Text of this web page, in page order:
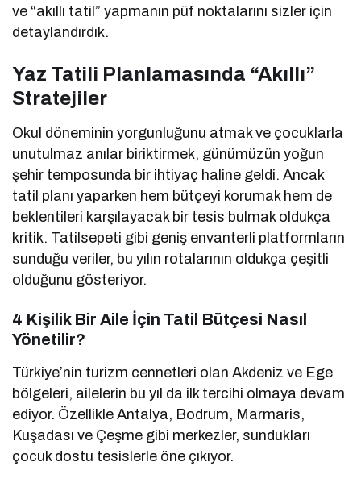
ve “akıllı tatil” yapmanın püf noktalarını sizler için
detaylandırdık.
Yaz Tatili Planlamasında “Akıllı”
Stratejiler
Okul döneminin yorgunluğunu atmak ve çocuklarla
unutulmaz anılar biriktirmek, günümüzün yoğun
şehir temposunda bir ihtiyaç haline geldi. Ancak
tatil planı yaparken hem bütçeyi korumak hem de
beklentileri karşılayacak bir tesis bulmak oldukça
kritik. Tatilsepeti gibi geniş envanterli platformların
sunduğu veriler, bu yılın rotalarının oldukça çeşitli
olduğunu gösteriyor.
4 Kişilik Bir Aile İçin Tatil Bütçesi Nasıl
Yönetilir?
Türkiye’nin turizm cennetleri olan Akdeniz ve Ege
bölgeleri, ailelerin bu yıl da ilk tercihi olmaya devam
ediyor. Özellikle Antalya, Bodrum, Marmaris,
Kuşadası ve Çeşme gibi merkezler, sundukları
çocuk dostu tesislerle öne çıkıyor.